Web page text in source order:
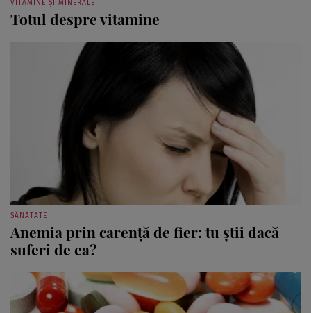
SĂNĂTATE
Anemia prin carenţă de fier: tu ştii dacă
suferi de ea?